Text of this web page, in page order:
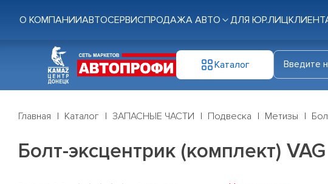
О КОМПАНИИАВТОСЕРВИСПРОДАЖА АВТО ДЛЯ ЮР.ЛИЦ
Каталог
Главная Каталог ЗАПАСНЫЕ ЧАСТИ Подвеска Метизы
Болт-эксцентрик (комплект) VAG